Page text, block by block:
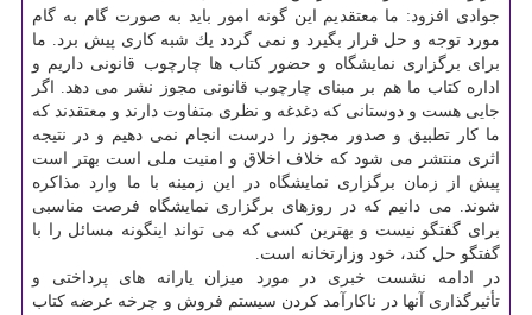
جوادی افزود: ما معتقدیم این گونه امور باید به صورت گام به گام
مورد توجه و حل قرار بگیرد و نمی گردد یك شبه كاری پیش برد. ما
برای برگزاری نمایشگاه و حضور كتاب ها چارچوب قانونی داریم و
اداره كتاب ما هم بر مبنای چارچوب قانونی مجوز نشر می دهد. اگر
جایی هست و دوستانی كه دغدغه و نظری متفاوت دارند و معتقدند كه
ما كار تطبیق و صدور مجوز را درست انجام نمی دهیم و در نتیجه
اثری منتشر می شود كه خلاف اخلاق و امنیت ملی است بهتر است
پیش از زمان برگزاری نمایشگاه در این زمینه با ما وارد مذاكره
شوند. می دانیم كه در روزهای برگزاری نمایشگاه فرصت مناسبی
برای گفتگو نیست و بهترین كسی كه می تواند اینگونه مسائل را با
گفتگو حل كند، خود وزارتخانه است.
در ادامه نشست خبری در مورد میزان یارانه های پرداختی و
تأثیرگذاری آنها در ناكارآمد كردن سیستم فروش و چرخه عرضه كتاب